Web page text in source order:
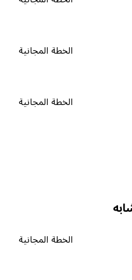
الخطة المجانية
الخطة المجانية
الخطة المجانية